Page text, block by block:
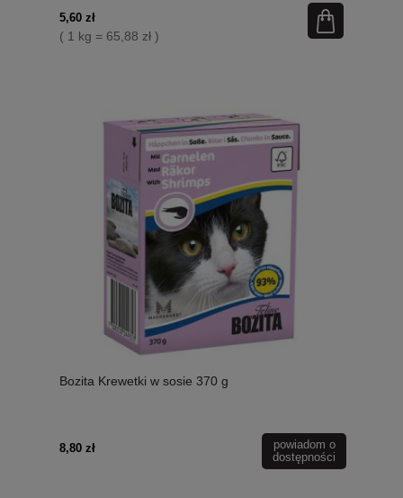
5,60 zł
( 1 kg = 65,88 zł )
Bozita Krewetki w sosie 370 g
8,80 zł
powiadom o
dostępności